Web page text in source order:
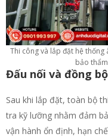
Thi công và lắp đặt hệ
bảo
Đấu nối và đồng
Sau khi lắp đặt, toàn bộ
tra kỹ lưỡng nhằm đảm
vận hành ổn định, hạn